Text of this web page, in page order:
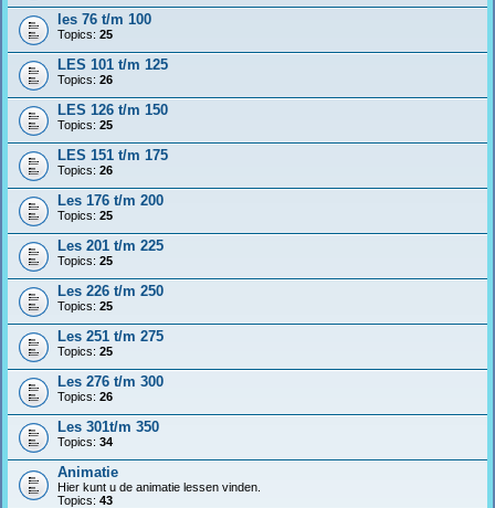
les 76 t/m 100
Topics: 25
LES 101 t/m 125
Topics: 26
LES 126 t/m 150
Topics: 25
LES 151 t/m 175
Topics: 26
Les 176 t/m 200
Topics: 25
Les 201 t/m 225
Topics: 25
Les 226 t/m 250
Topics: 25
Les 251 t/m 275
Topics: 25
Les 276 t/m 300
Topics: 26
Les 301t/m 350
Topics: 34
Animatie
Hier kunt u de animatie lessen vinden.
Topics: 43